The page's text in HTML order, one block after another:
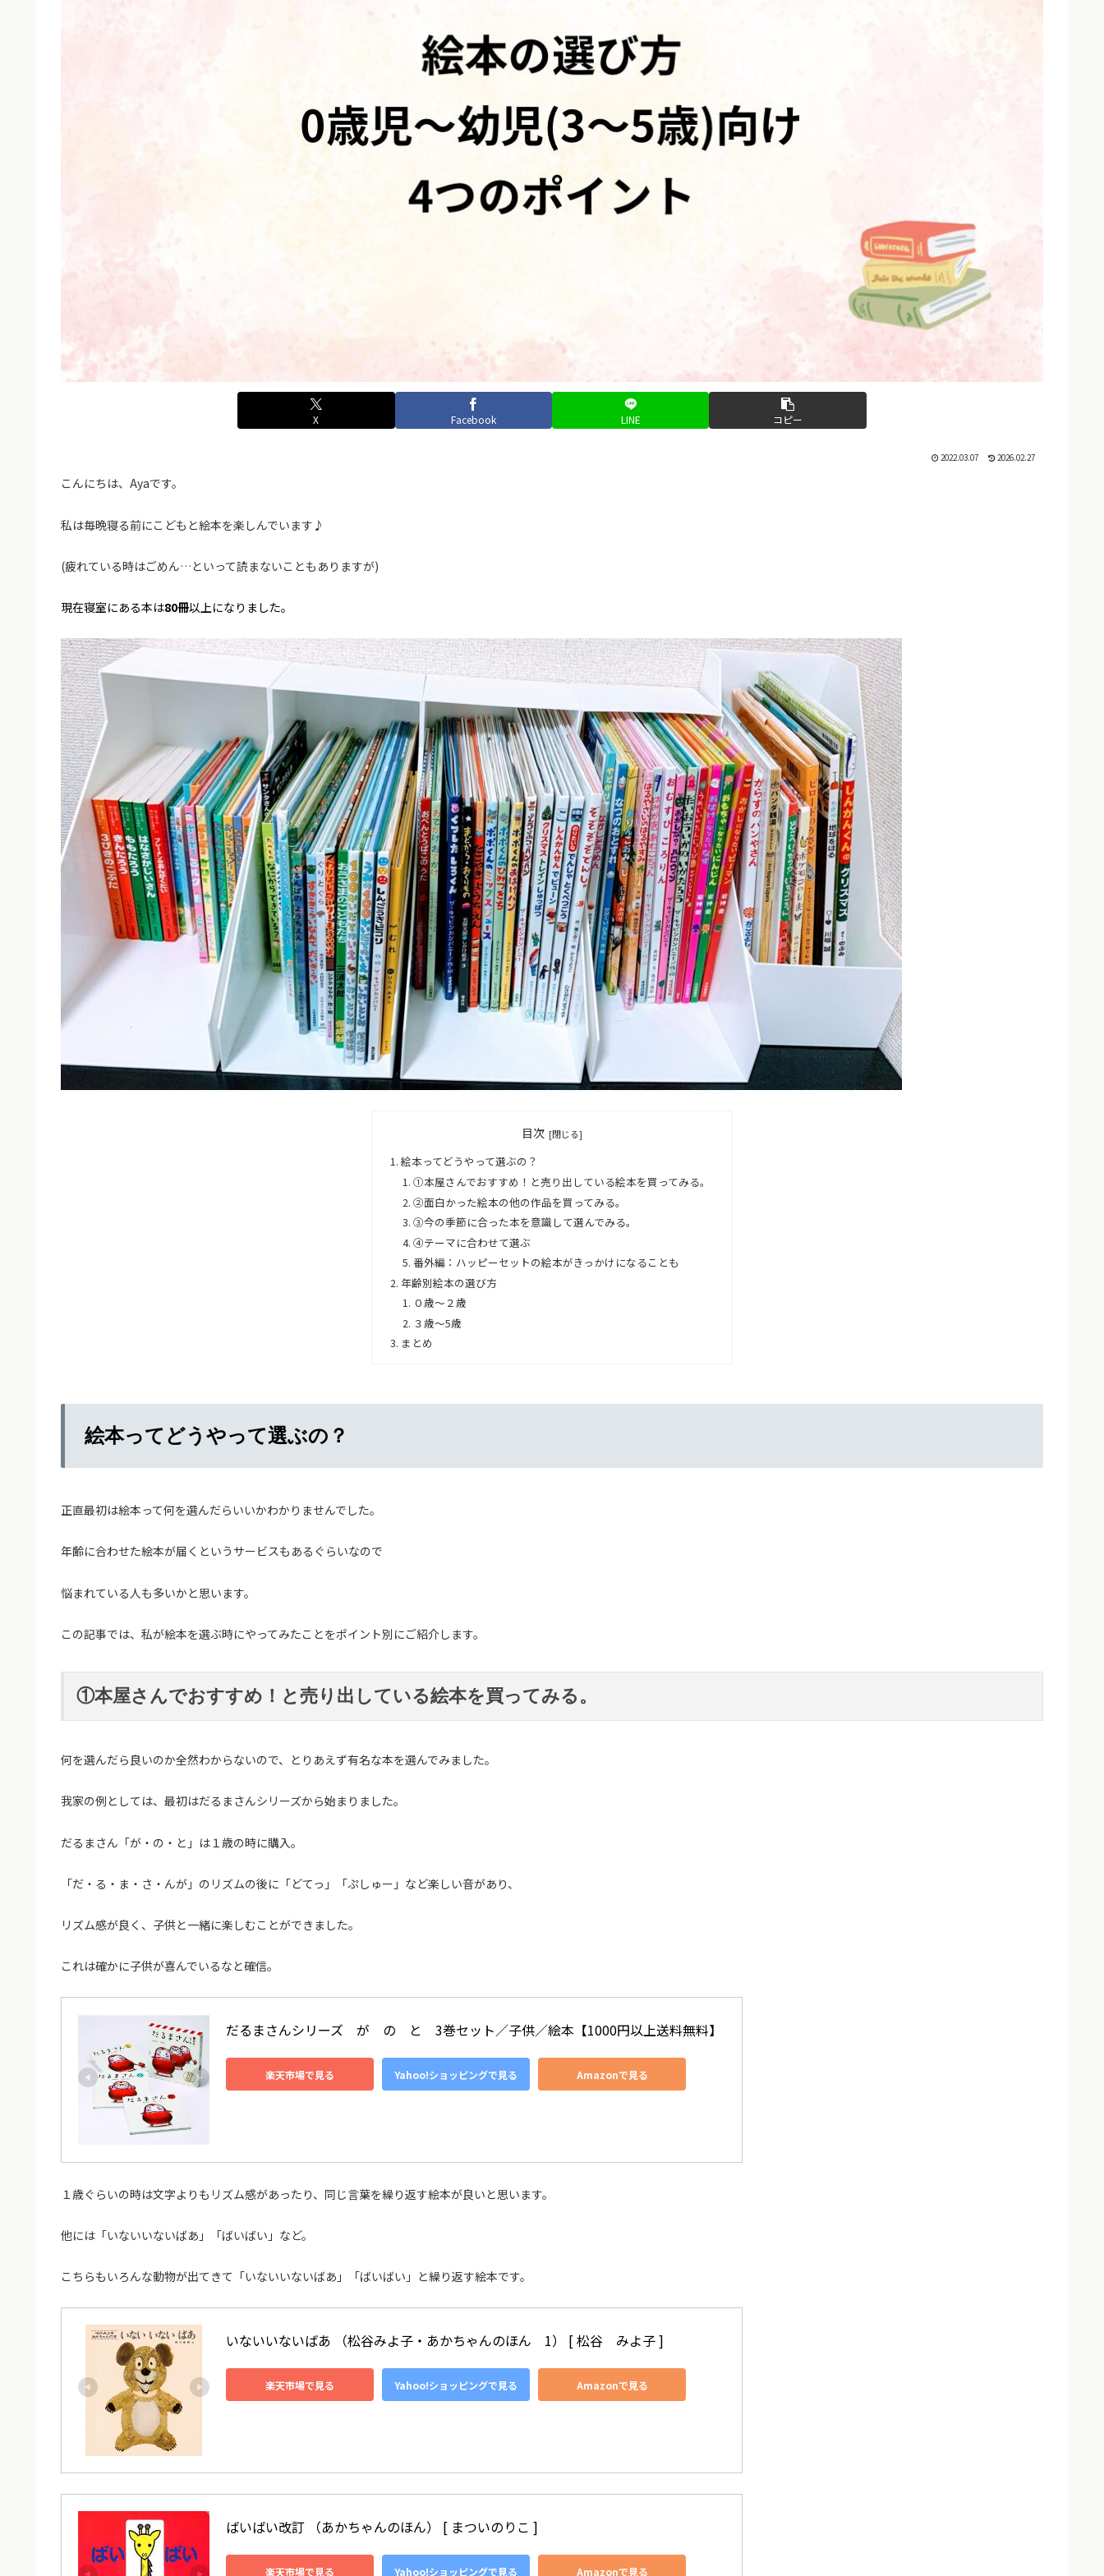
X Facebook LINE コピー
2022.03.07 2026.02.27
こんにちは、Ayaです。
私は毎晩寝る前にこどもと絵本を楽しんでいます♪
(疲れている時はごめん…といって読まないこともありますが)
現在寝室にある本は80冊以上になりました。
目次
絵本ってどうやって選ぶの？
①本屋さんでおすすめ！と売り出している絵本を買ってみる。
②面白かった絵本の他の作品を買ってみる。
③今の季節に合った本を意識して選んでみる。
④テーマに合わせて選ぶ
番外編：ハッピーセットの絵本がきっかけになることも
年齢別絵本の選び方
０歳～２歳
３歳～5歳
まとめ
絵本ってどうやって選ぶの？
正直最初は絵本って何を選んだらいいかわかりませんでした。
年齢に合わせた絵本が届くというサービスもあるぐらいなので
悩まれている人も多いかと思います。
この記事では、私が絵本を選ぶ時にやってみたことをポイント別にご紹介します。
①本屋さんでおすすめ！と売り出している絵本を買ってみる。
何を選んだら良いのか全然わからないので、とりあえず有名な本を選んでみました。
我家の例としては、最初はだるまさんシリーズから始まりました。
だるまさん「が・の・と」は１歳の時に購入。
「だ・る・ま・さ・んが」のリズムの後に「どてっ」「ぷしゅー」など楽しい音があり、
リズム感が良く、子供と一緒に楽しむことができました。
これは確かに子供が喜んでいるなと確信。
だるまさんシリーズ　が　の　と　3巻セット／子供／絵本【1000円以上送料無料】
楽天市場で見る Yahoo!ショッピングで見る Amazonで見る
１歳ぐらいの時は文字よりもリズム感があったり、同じ言葉を繰り返す絵本が良いと思います。
他には「いないいないばあ」「ばいばい」など。
こちらもいろんな動物が出てきて「いないいないばあ」「ばいばい」と繰り返す絵本です。
いないいないばあ （松谷みよ子・あかちゃんのほん　1） [ 松谷　みよ子 ]
楽天市場で見る Yahoo!ショッピングで見る Amazonで見る
ばいばい改訂 （あかちゃんのほん） [ まついのりこ ]
楽天市場で見る Yahoo!ショッピングで見る Amazonで見る